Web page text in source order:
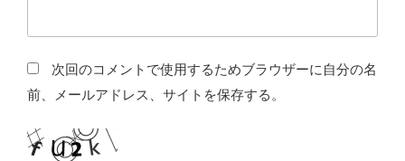
次回のコメントで使用するためブラウザーに自分の名
前、メールアドレス、サイトを保存する。